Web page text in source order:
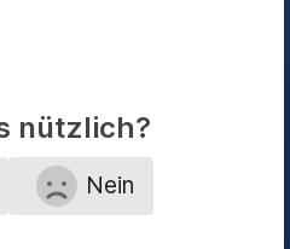
nützlich?
Nein